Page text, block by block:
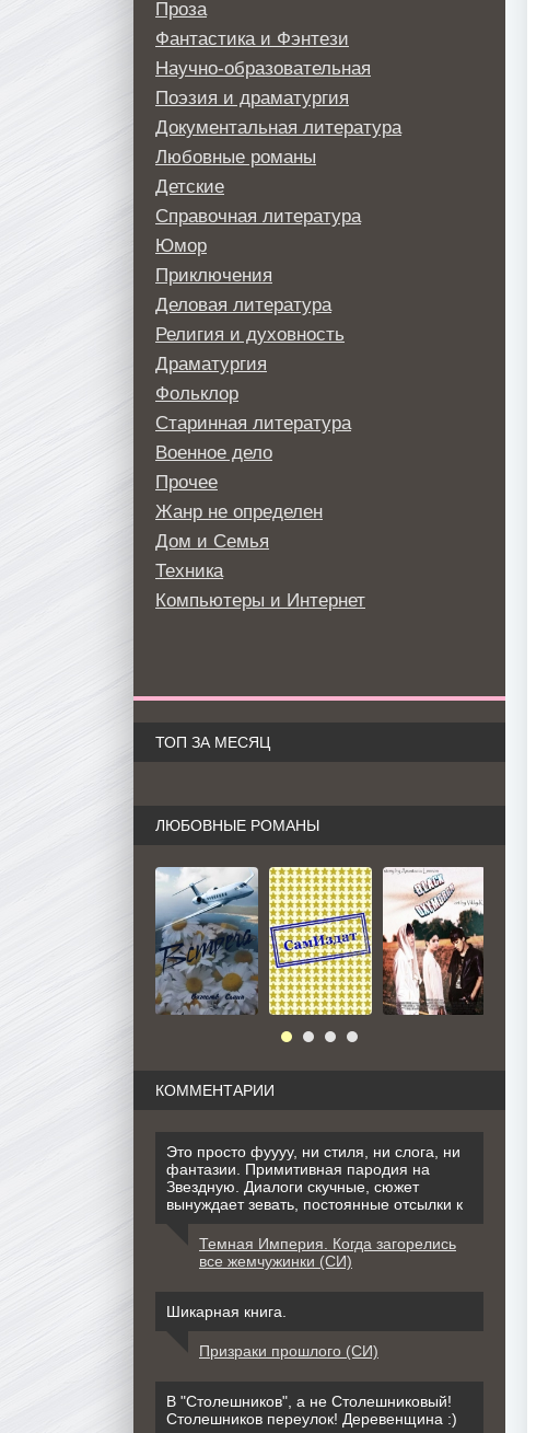
Проза
Фантастика и Фэнтези
Научно-образовательная
Поэзия и драматургия
Документальная литература
Любовные романы
Детские
Справочная литература
Юмор
Приключения
Деловая литература
Религия и духовность
Драматургия
Фольклор
Старинная литература
Военное дело
Прочее
Жанр не определен
Дом и Семья
Техника
Компьютеры и Интернет
ТОП ЗА МЕСЯЦ
ЛЮБОВНЫЕ РОМАНЫ
КОММЕНТАРИИ
Это просто фуууу, ни стиля, ни слога, ни
фантазии. Примитивная пародия на
Звездную. Диалоги скучные, сюжет
вынуждает зевать, постоянные отсылки к
Темная Империя. Когда загорелись
все жемчужинки (СИ)
Шикарная книга.
Призраки прошлого (СИ)
В "Столешников", а не Столешниковый!
Столешников переулок! Деревенщина :)